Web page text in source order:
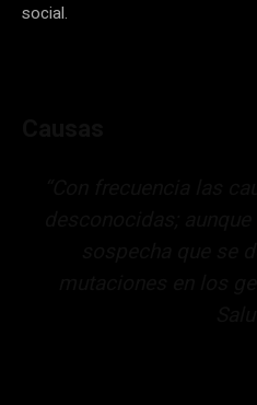
social.